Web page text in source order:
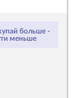
больше -
меньше